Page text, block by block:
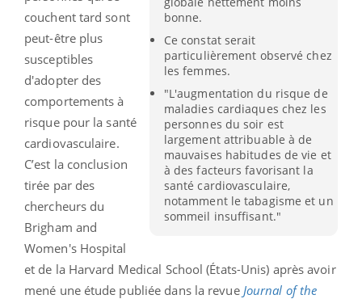
bonne.
Ce constat serait
particulièrement observé chez
les femmes.
"L'augmentation du risque de
maladies cardiaques chez les
personnes du soir est
largement attribuable à de
mauvaises habitudes de vie et
à des facteurs favorisant la
santé cardiovasculaire,
notamment le tabagisme et un
sommeil insuffisant."
couchent tard sont
peut-être plus
susceptibles
d'adopter des
comportements à
risque pour la santé
cardiovasculaire.
C’est la conclusion
tirée par des
chercheurs du
Brigham and
Women's Hospital
et de la Harvard Medical School (États-Unis) après avoir
mené une étude publiée dans la revue Journal of the